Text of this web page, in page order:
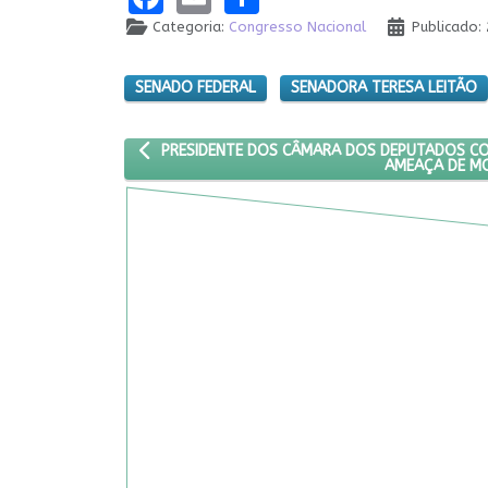
Categoria: Congresso Nacional Publicado:
SENADO FEDERAL SENADORA TERESA LEITÃO
ARTIGO ANTERIOR: PRESIDENTE DOS CÂMARA
PRESIDENTE DOS CÂMARA DOS DEPUTADOS
AMEAÇA DE